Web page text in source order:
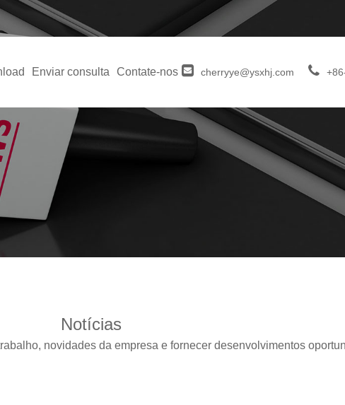
Enviar consulta Contate-nos cherryye@ysxhj.com
Notícias
novidades da empresa e fornecer desenvolvimentos